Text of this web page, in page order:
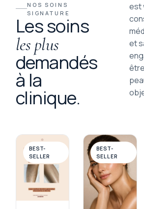
NOS SOINS
SIGNATURE
Les soins
les plus
demandés
à la
clinique.
est
et
BEST-
SELLER
BEST-
SELLER